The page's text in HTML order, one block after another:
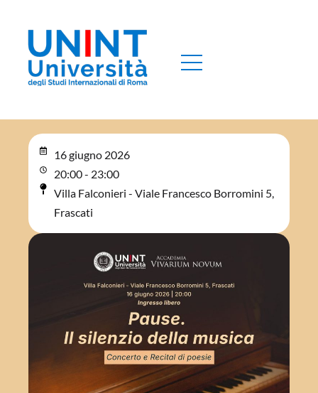
16 giugno 2026
20:00 - 23:00
Villa Falconieri - Viale Francesco Borromini 5,
Frascati